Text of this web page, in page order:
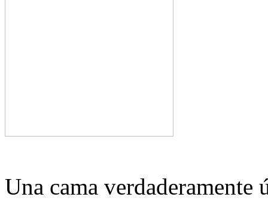
Una cama verdaderamente